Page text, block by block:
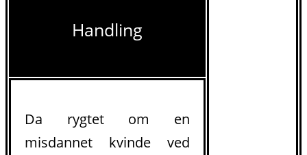
Handling
Da rygtet om en
misdannet kvinde ved